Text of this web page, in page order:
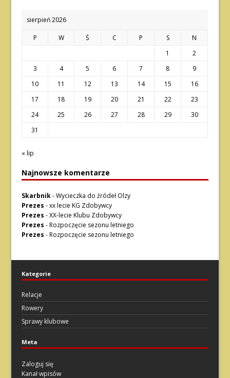
sierpień 2026
P W Ś C P S
N
1
2
3
4 5 6 7 8
9
10
11 12 13 14 15
16
17
18 19 20 21 22
23
24
25 26 27 28 29
30
31
« lip
Najnowsze komentarze
Skarbnik-Wycieczka do źródeł Olzy
Prezes -xx lecie KG Zdobywcy
Prezes -XX-lecie Klubu Zdobywcy
Prezes -Rozpoczęcie sezonu letniego
Prezes -Rozpoczęcie sezonu letniego
Kategorie
Relacje
Rowery
Sprawy klubowe
Meta
Zaloguj się
Kanał wpisów